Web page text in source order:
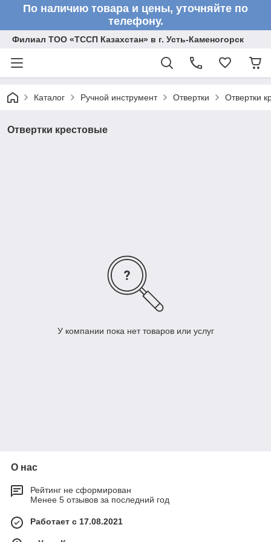
По наличию товара и цены, уточняйте по
телефону.
Филиал ТОО «ТССП Казахстан» в г. Усть-Каменогорск
Каталог Ручной инструмент Отвертки Отвертки
Отвертки крестовые
У компании пока нет товаров или услуг
О нас
Рейтинг не сформирован
Менее 5 отзывов за последний год
Работает с 17.08.2021